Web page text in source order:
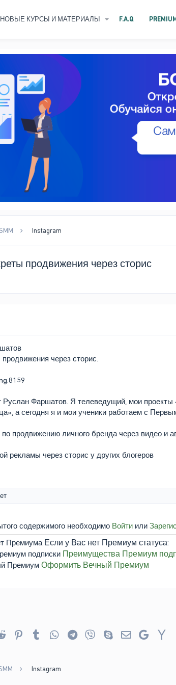
НОВЫЕ КУРСЫ И МАТЕРИАЛЫ F.A.Q
Instagram
продвижения через сторис
через сторис.
Руслан Фаршатов. Я телеведущий, мои
а сегодня я и мои ученики работаем с
продвижению личного бренда через видео и
рекламы через сторис у других блогеров
содержимого необходимо Войти или
Если у Вас нет Премиум статуса:
Преимущества Премиум
Оформить Вечный Премиум
Reddit PinterestTumblr WhatsAppTelegram
Viber Skype Google
Instagram